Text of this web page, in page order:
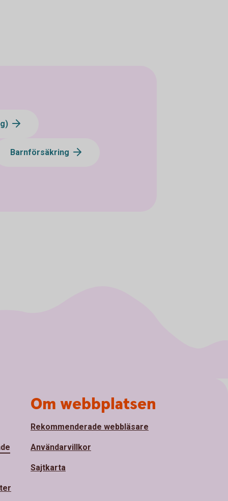
Barnförsäkring
Om webbplatsen
Rekommenderade webbläsare
Användarvillkor
Sajtkarta